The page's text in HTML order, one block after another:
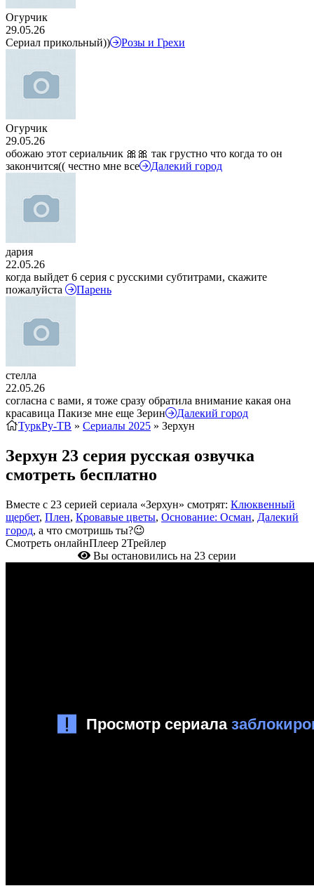
Огурчик
29.05.26
Сериал прикольный))
Розы и Грехи
Огурчик
29.05.26
обожаю этот сериальчик 🎀🎀 так грустно что когда то он
закончится(( честно мне все
Далекий город
дария
22.05.26
когда выйдет 6 серия с русскими субтитрами, скажите
пожалуйста
Парень
стелла
22.05.26
согласна с вами, я тоже сразу обратила внимание какая она
красавица Пакизе мне еще Зерин
Далекий город
ТуркРу-ТВ » Сериалы 2025 » Зерхун
Зерхун 23 серия русская озвучка
смотреть бесплатно
Вместе с 23 серией сериала «Зерхун» смотрят: Клюквенный
щербет, Плен, Кровавые цветы, Основание: Осман, Далекий
город, а что смотришь ты?😉
Смотреть онлайнПлеер 2Трейлер
Вы остановились на 23 серии